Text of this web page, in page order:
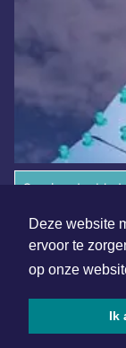
Deze website
ervoor te
op onze
Ik
Overige
Algemene
Disclaimer